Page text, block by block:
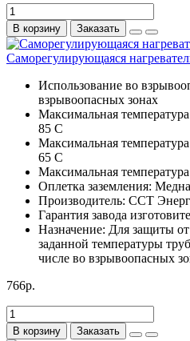
В корзину Заказать
Саморегулирующаяся
Использование во
взрывоопасных зонах
Максимальная
85 С
Максимальная
65 С
Максимальная
Оплетка заземления:
Производитель: ССТ
Гарантия завода
Назначение: Для защиты
заданной температуры
числе во взрывоопасных
766р.
В корзину Заказать